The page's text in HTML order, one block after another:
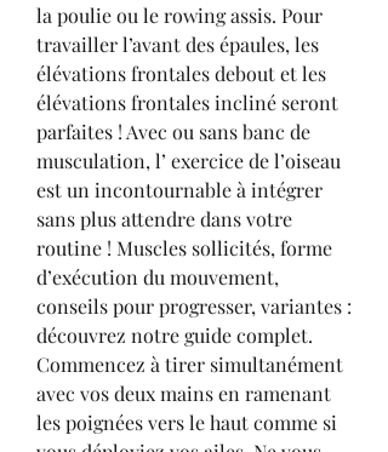
la poulie ou le rowing assis. Pour
travailler l’avant des épaules, les
élévations frontales debout et les
élévations frontales incliné seront
parfaites ! Avec ou sans banc de
musculation, l’ exercice de l’oiseau
est un incontournable à intégrer
sans plus attendre dans votre
routine ! Muscles sollicités, forme
d’exécution du mouvement,
conseils pour progresser, variantes :
découvrez notre guide complet.
Commencez à tirer simultanément
avec vos deux mains en ramenant
les poignées vers le haut comme si